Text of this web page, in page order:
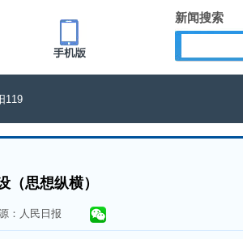
新闻搜索
119
（思想纵横）
：人民日报